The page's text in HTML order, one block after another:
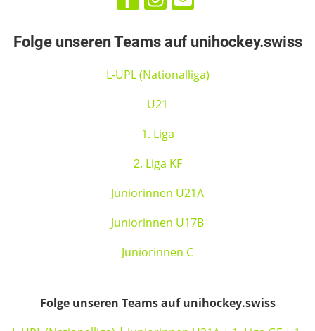
Folge unseren Teams auf unihockey.swiss
L-UPL (Nationalliga)
U21
1. Liga
2. Liga KF
Juniorinnen U21A
Juniorinnen U17B
Juniorinnen C
Folge unseren Teams auf unihockey.swiss